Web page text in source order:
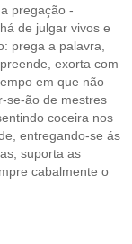
pregação -
de julgar vivos e
prega a palavra,
exorta com
em que não
se-ão de mestres
coceira nos
entregando-se ás
suporta as
cabalmente o